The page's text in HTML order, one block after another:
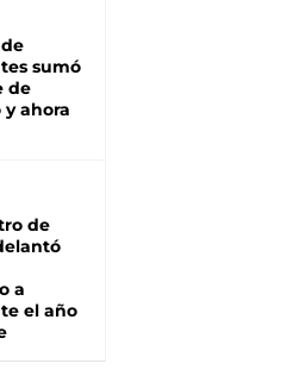
sumó
de
y ahora
de
a
el año